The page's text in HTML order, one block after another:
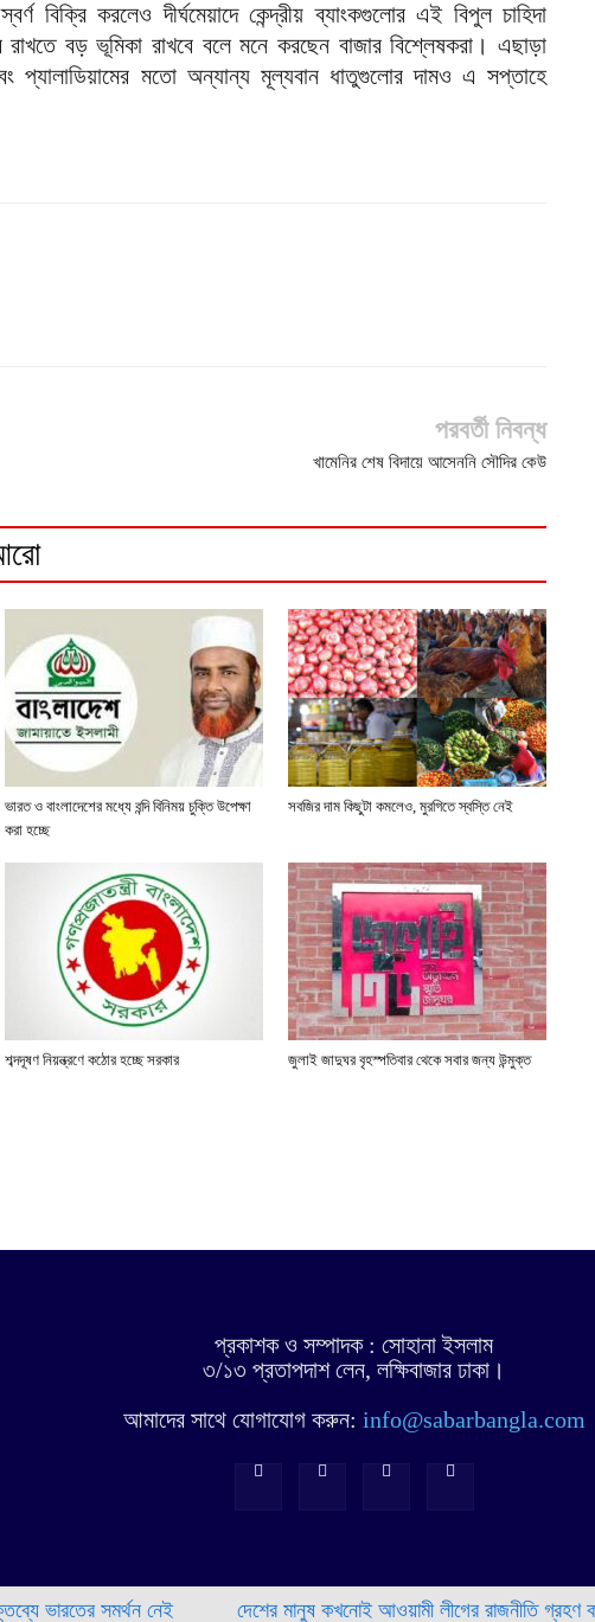
বিক্রি করলেও দীর্ঘমেয়াদে কেন্দ্রীয় ব্যাংকগুলোর এই বিপুল চাহিদা
রাখতে বড় ভূমিকা রাখবে বলে মনে করছেন বাজার বিশ্লেষকরা। এছাড়া
প্যালাডিয়ামের মতো অন্যান্য মূল্যবান ধাতুগুলোর দামও এ সপ্তাহে
পরবর্তী নিবন্ধ
খামেনির শেষ বিদায়ে আসেননি সৌদির কেউ
ভারত ও বাংলাদেশের মধ্যে বন্দি বিনিময় চুক্তি উপেক্ষা
করা হচ্ছে
সবজির দাম কিছুটা কমলেও, মুরগিতে স্বস্তি নেই
শব্দদূষণ নিয়ন্ত্রণে কঠোর হচ্ছে সরকার জুলাই জাদুঘর বৃহস্পতিবার থেকে সবার জন্য উন্মুক্ত
ভারতের সমর্থন নেই দেশের মানুষ কখনোই আওয়ামী লীগের রাজনীতি গ্রহণ করবে না
প্রকাশক ও সম্পাদক : সোহানা ইসলাম
৩/১৩ প্রতাপদাশ লেন, লক্ষিবাজার ঢাকা।
আমাদের সাথে যোগাযোগ করুন: info@sabarbangla.com